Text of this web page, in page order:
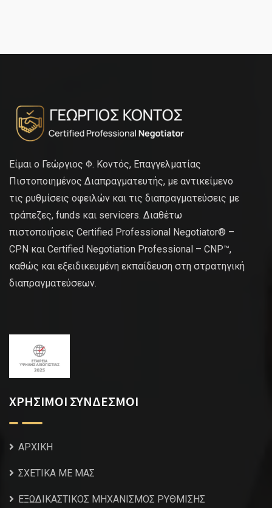
Είμαι ο Γεώργιος Φ. Κοντός, Επαγγελματίας
Πιστοποιημένος Διαπραγματευτής, με αντικείμενο
τις ρυθμίσεις οφειλών και τις διαπραγματεύσεις με
τράπεζες, funds και servicers. Διαθέτω
πιστοποιήσεις Certified Professional Negotiator® –
CPN και Certified Negotiation Professional – CNP™,
καθώς και εξειδικευμένη εκπαίδευση στη στρατηγική
διαπραγματεύσεων.
ΧΡΗΣΙΜΟΙ ΣΥΝΔΕΣΜΟΙ
ΑΡΧΙΚΗ
ΣΧΕΤΙΚΑ ΜΕ ΜΑΣ
ΕΞΩΔΙΚΑΣΤΙΚΟΣ ΜΗΧΑΝΙΣΜΟΣ ΡΥΘΜΙΣΗΣ